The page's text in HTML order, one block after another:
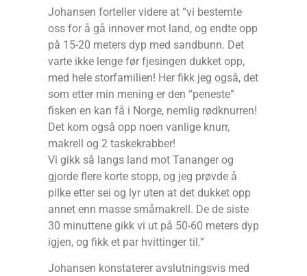
Johansen forteller videre at “vi bestemte
oss for å gå innover mot land, og endte opp
på 15-20 meters dyp med sandbunn. Det
varte ikke lenge før fjesingen dukket opp,
med hele storfamilien! Her fikk jeg også, det
som etter min mening er den “peneste”
fisken en kan få i Norge, nemlig rødknurren!
Det kom også opp noen vanlige knurr,
makrell og 2 taskekrabber!
Vi gikk så langs land mot Tananger og
gjorde flere korte stopp, og jeg prøvde å
pilke etter sei og lyr uten at det dukket opp
annet enn masse småmakrell. De de siste
30 minuttene gikk vi ut på 50-60 meters dyp
igjen, og fikk et par hvittinger til.”
Johansen konstaterer avslutningsvis med